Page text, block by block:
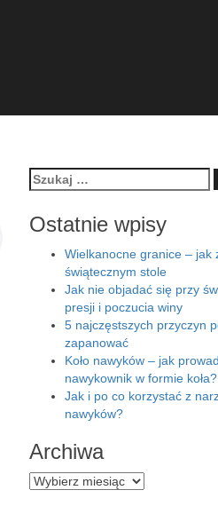
Szukaj:
Ostatnie wpisy
Wielkanocne granice – jak
świątecznym stole
Jak nie objadać się przy
presji i poczucia winy
5 najczęstszych przyczyn
zapanować
Koło nawyków – jak
nawykownik w formie koła?
Jak i po co korzystać z
nawyków?
Archiwa
Archiwa